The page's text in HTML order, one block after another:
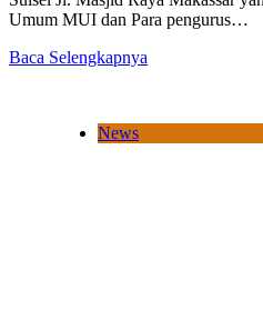
Umum MUI dan Para pengurus…
Baca Selengkapnya
News